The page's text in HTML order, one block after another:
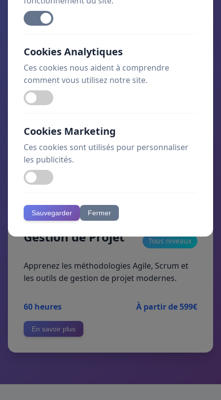
Cookies Analytiques
Ces cookies nous aident à comprendre
comment vous utilisez notre site.
Cookies Marketing
Ces cookies sont utilisés pour personnaliser
les publicités.
Sauvegarder Fermer
En savoir plus
Marketing Digital
80 heures À partir de 699€
En savoir plus
Gestion de Projet Tous niveaux
Apprenez les méthodologies Agile, Scrum et
les outils de gestion de projet modernes.
60 heures À partir de 599€
En savoir plus